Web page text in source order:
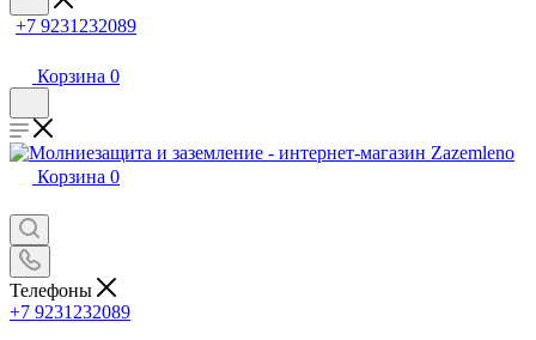
+7 9231232089
Корзина 0
Корзина 0
Телефоны
+7 9231232089